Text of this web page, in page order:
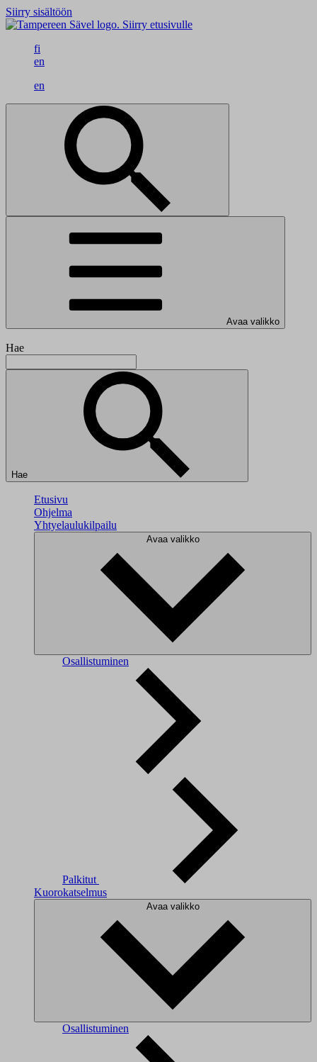
Siirry sisältöön
Siirry etusivulle
fi
en
en
Avaa valikko
Hae
Hae
Etusivu
Ohjelma
Yhtyelaulukilpailu
Avaa valikko
Osallistuminen
Palkitut
Kuorokatselmus
Avaa valikko
Osallistuminen